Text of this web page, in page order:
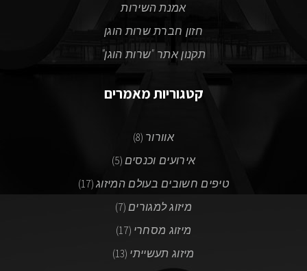
אמנת השירות
חזון חברת שרות הוגן
תקנון אתר "שרות הוגן"
קטגוריות מאמרים
אוורור (8)
אירועים וכנסים (5)
טיפים חשובים בעולם המיזוג (17)
מיזוג למגורים (7)
מיזוג מסחרי (17)
מיזוג תעשייתי (13)